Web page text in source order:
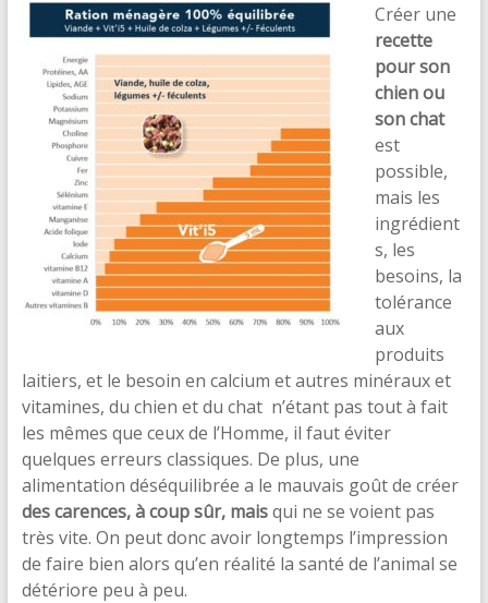
Créer une
recette
pour son
chien ou
son chat
est
possible,
mais les
ingrédient
s, les
besoins, la
tolérance
aux
produits
laitiers, et le besoin en calcium et autres minéraux et
vitamines, du chien et du chat n’étant pas tout à fait
les mêmes que ceux de l’Homme, il faut éviter
quelques erreurs classiques. De plus, une
alimentation déséquilibrée a le mauvais goût de créer
des carences, à coup sûr, maisqui ne se voient pas
très vite. On peut donc avoir longtemps l’impression
de faire bien alors qu’en réalité la santé de l’animal se
détériore peu à peu.